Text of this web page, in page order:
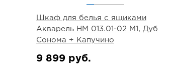
Шкаф для белья с ящиками
Акварель НМ 013.01-02 М1, Дуб
Сонома + Капучино
9 899 руб.